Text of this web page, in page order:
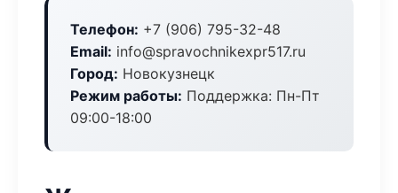
Телефон: +7 (906) 795-32-48
Email: info@spravochnikexpr517.ru
Город: Новокузнецк
Режим работы: Поддержка: Пн-Пт
09:00-18:00